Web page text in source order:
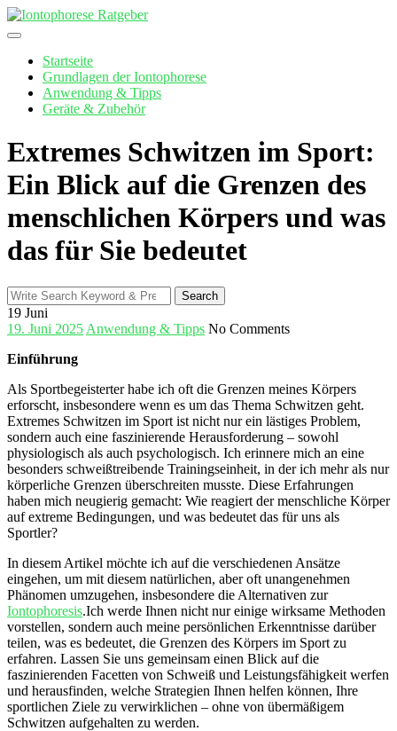
Skip
to
Startseite
Grundlagen der Iontophorese
Anwendung & Tipps
Geräte & Zubehör
Extremes Schwitzen im Sport:
Ein Blick auf die Grenzen des
menschlichen Körpers und was
das für Sie bedeutet
Search
for:
Search
19 Juni
19. Juni 2025 Anwendung & Tipps No Comments
Einführung
Als Sportbegeisterter ‍habe ich oft ‌die Grenzen meines Körpers
⁤erforscht, insbesondere wenn es um das Thema Schwitzen geht.
Extremes Schwitzen im Sport ist nicht nur ein ‍lästiges Problem,⁢
sondern auch ‌eine faszinierende Herausforderung – sowohl
physiologisch als auch psychologisch. ⁣Ich erinnere mich an‍ eine
besonders⁣ schweißtreibende ⁢Trainingseinheit, in der ich mehr als nur
körperliche Grenzen überschreiten musste. Diese Erfahrungen
haben‌ mich neugierig gemacht: Wie reagiert der menschliche Körper
auf ⁤extreme Bedingungen, und was bedeutet das für uns als
Sportler?‍
In diesem Artikel möchte ich auf die verschiedenen Ansätze
eingehen, um mit diesem natürlichen, aber oft unangenehmen
Phänomen umzugehen, insbesondere die Alternativen ‌zur
Iontophoresis.Ich ⁣werde Ihnen nicht nur einige wirksame ​Methoden
vorstellen, sondern ​auch meine persönlichen Erkenntnisse darüber
teilen, was es‌ bedeutet, die⁢ Grenzen⁣ des⁣ Körpers im Sport zu
erfahren. Lassen Sie uns⁢ gemeinsam einen Blick auf die
faszinierenden Facetten von Schweiß und Leistungsfähigkeit werfen
und herausfinden, welche Strategien Ihnen ‌helfen können, Ihre
sportlichen Ziele zu verwirklichen​ – ohne von übermäßigem
Schwitzen aufgehalten zu werden.